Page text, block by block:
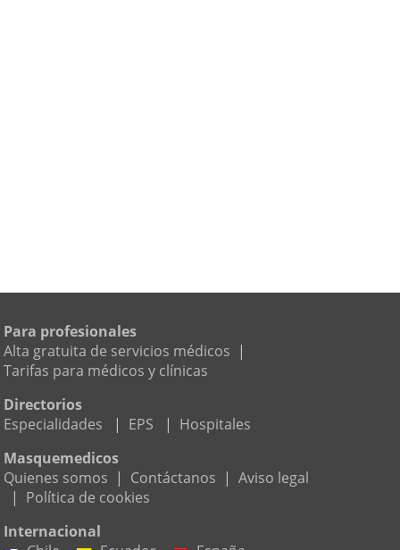
Para profesionales
Alta gratuita de servicios médicos |
Tarifas para médicos y clínicas
Directorios
Especialidades
| EPS | Hospitales
Masquemedicos
Quienes somos | Contáctanos | Aviso legal
| Política de cookies
Internacional